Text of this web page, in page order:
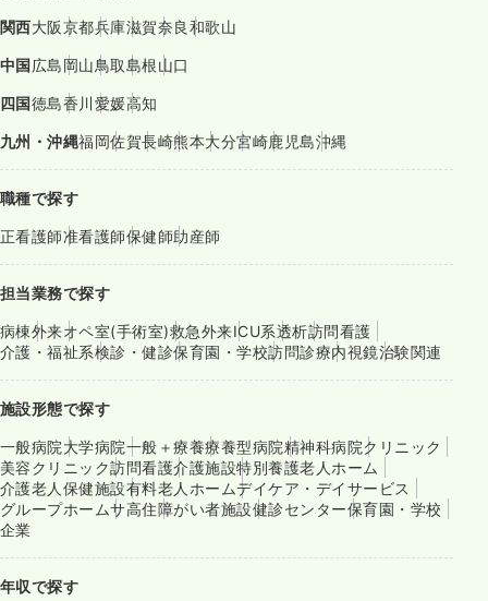
関西大阪京都兵庫滋賀奈良和歌山
中国広島岡山鳥取島根山口
四国徳島香川愛媛高知
九州・沖縄福岡佐賀長崎熊本大分宮崎鹿児島沖縄
職種で探す
正看護師准看護師保健師助産師
担当業務で探す
病棟外来オペ室(手術室)救急外来ICU系透析訪問看護
介護・福祉系検診・健診保育園・学校訪問診療内視鏡治験関連
施設形態で探す
一般病院大学病院一般＋療養療養型病院精神科病院クリニック
美容クリニック訪問看護介護施設特別養護老人ホーム
介護老人保健施設有料老人ホームデイケア・デイサービス
グループホームサ高住障がい者施設健診センター保育園・学校
企業
年収で探す